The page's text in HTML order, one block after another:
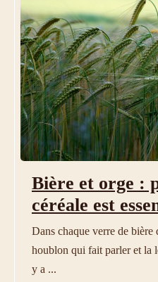
Bière et orge :
céréale est
Dans chaque verre de
houblon qui fait parler et la
y a ...